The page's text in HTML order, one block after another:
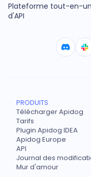
Plateforme tout-en-
d'API
PRODUITS
Télécharger Apidog
Tarifs
Plugin Apidog IDEA
Apidog Europe
API
Journal des
Mur d'amour